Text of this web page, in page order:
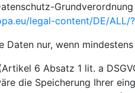
legal-content/DE/ALL/
Daten nur, wenn
6 Absatz 1 lit. a
die Speicherung Ihrer